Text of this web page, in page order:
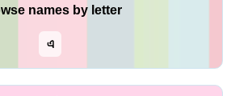
names by letter
এ